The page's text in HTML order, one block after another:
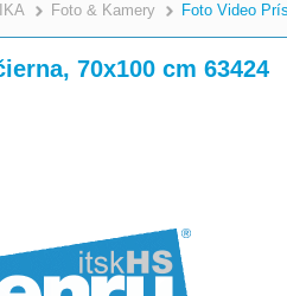
>
Foto & Kamery Foto Video
70x100 cm 63424